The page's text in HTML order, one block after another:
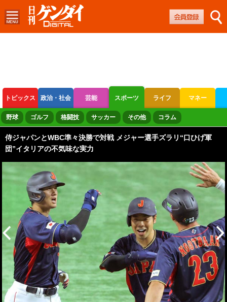
トピックス 政治・社会 芸能 スポーツ ライフ マネー
ボートレース 競輪 オートレース
野球 ゴルフ 格闘技 サッカー その他 コラム
侍ジャパンとWBC準々決勝で対戦 メジャー選手ズラリ“口ひげ軍
団”イタリアの不気味な実力